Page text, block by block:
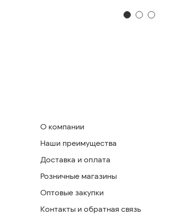
О компании
Наши преимущества
Доставка и оплата
Розничные магазины
Оптовые закупки
Контакты и обратная связь